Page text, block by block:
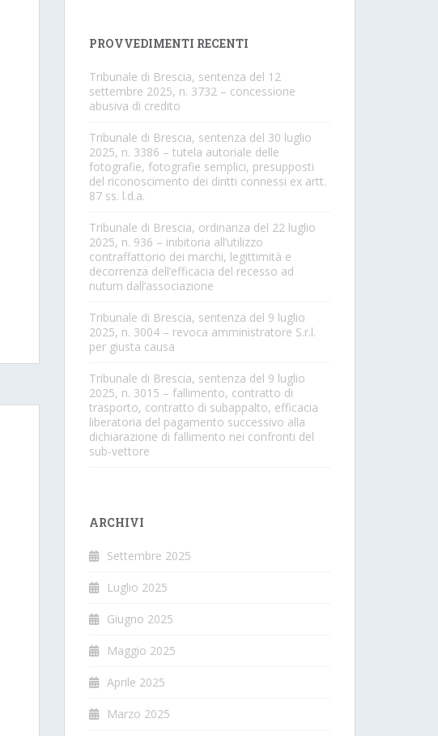
PROVVEDIMENTI RECENTI
Tribunale di Brescia, sentenza del 12
settembre 2025, n. 3732 – concessione
abusiva di credito
Tribunale di Brescia, sentenza del 30 luglio
2025, n. 3386 – tutela autoriale delle
fotografie, fotografie semplici, presupposti
del riconoscimento dei diritti connessi ex artt.
87 ss. l.d.a.
Tribunale di Brescia, ordinanza del 22 luglio
2025, n. 936 – inibitoria all’utilizzo
contraffattorio dei marchi, legittimità e
decorrenza dell’efficacia del recesso ad
nutum dall’associazione
Tribunale di Brescia, sentenza del 9 luglio
2025, n. 3004 – revoca amministratore S.r.l.
per giusta causa
Tribunale di Brescia, sentenza del 9 luglio
2025, n. 3015 – fallimento, contratto di
trasporto, contratto di subappalto, efficacia
liberatoria del pagamento successivo alla
dichiarazione di fallimento nei confronti del
sub-vettore
ARCHIVI
Settembre 2025
Luglio 2025
Giugno 2025
Maggio 2025
Aprile 2025
Marzo 2025